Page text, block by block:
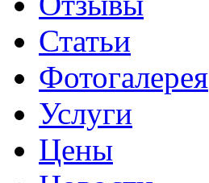
Статьи
Фотогалерея
Услуги
Цены